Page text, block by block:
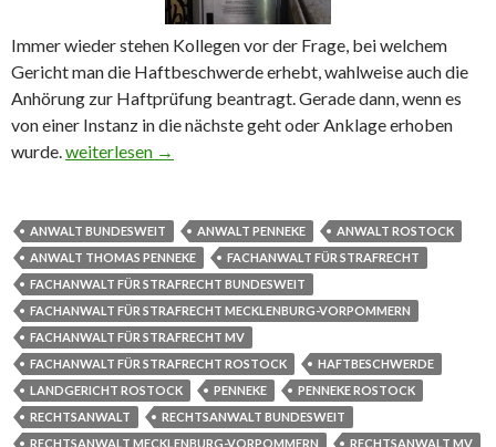
Immer wieder stehen Kollegen vor der Frage, bei welchem
Gericht man die Haftbeschwerde erhebt, wahlweise auch die
Anhörung zur Haftprüfung beantragt. Gerade dann, wenn es
von einer Instanz in die nächste geht oder Anklage erhoben
wurde.Da legt man die Haftbeschwerde ein
weiterlesen →
ANWALT BUNDESWEIT ANWALT PENNEKE
ANWALT ROSTOCK
ANWALT THOMAS PENNEKE
FACHANWALT FÜR STRAFRECHT
FACHANWALT FÜR STRAFRECHT BUNDESWEIT
FACHANWALT FÜR STRAFRECHT MECKLENBURG-VORPOMMERN
FACHANWALT FÜR STRAFRECHT MV
FACHANWALT FÜR STRAFRECHT ROSTOCK
HAFTBESCHWERDE
LANDGERICHT ROSTOCK
PENNEKE
PENNEKE ROSTOCK
RECHTSANWALT
RECHTSANWALT BUNDESWEIT
RECHTSANWALT MECKLENBURG-VORPOMMERN
RECHTSANWALT MV